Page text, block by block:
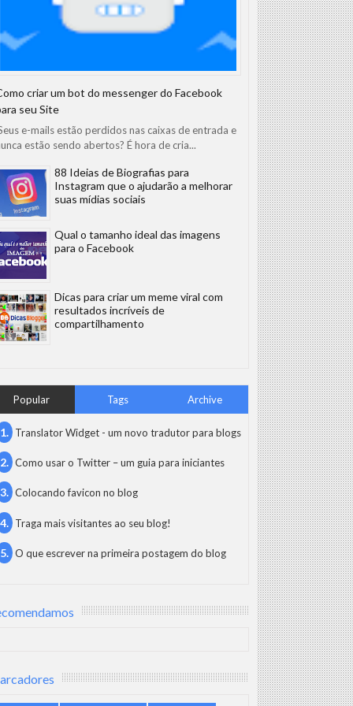
movimentado ou em casa. A vida útil do toner
é medida pelo número de páginas que ele consegue
menos toner, enquanto imagens ou gráficos com grande
coloridos ou com gráficos detalhados consomem
cartuchos de toner com maior capacidade em
impressora.
é ideal para documentos internos ou que não exijam
prática também ajuda a reduzir o desperdício de papel.
da luz direta e de fontes de calor, para evitar que o pó se
criar um bot do messenger do Facebook
seu Site
e-mails estão perdidos nas caixas de entrada e
estão sendo abertos? É hora de cria...
88 Ideias de Biografias para
Instagram que o ajudarão a melhorar
suas mídias sociais
Qual o tamanho ideal das imagens
para o Facebook
Dicas para criar um meme viral com
resultados incríveis de
compartilhamento
Popular Tags Archive
Translator Widget - um novo tradutor para blogs
Como usar o Twitter – um guia para iniciantes
Colocando favicon no blog
Traga mais visitantes ao seu blog!
O que escrever na primeira postagem do blog